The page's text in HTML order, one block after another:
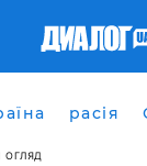
расія
ОГЛЯД